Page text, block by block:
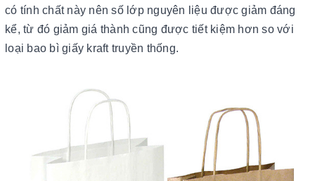
có tính chất này nên số lớp nguyên liệu được giảm đáng
kể, từ đó giảm giá thành cũng được tiết kiệm hơn so với
loại bao bì giấy kraft truyền thống.